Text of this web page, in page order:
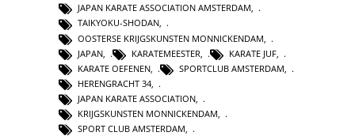
JAPAN KARATE ASSOCIATION AMSTERDAM,
TAIKYOKU-SHODAN,
OOSTERSE KRIJGSKUNSTEN MONNICKENDAM
JAPAN
KARATEMEESTER KARATE JUF
KARATE OEFENEN
SPORTCLUB AMSTERDAM
HERENGRACHT 34
JAPAN KARATE ASSOCIATION
KRIJGSKUNSTEN MONNICKENDAM
SPORT CLUB AMSTERDAM